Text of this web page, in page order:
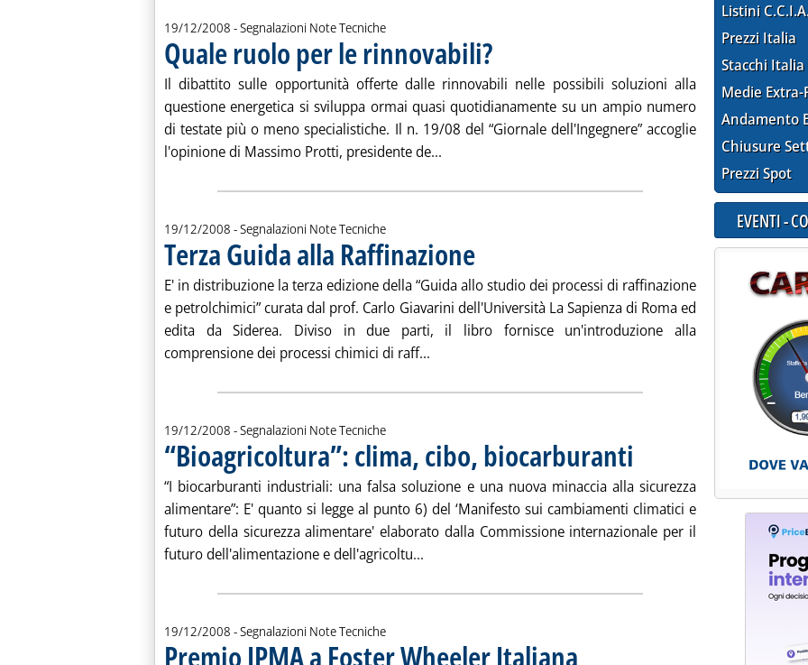
19/12/2008 - Segnalazioni Note Tecniche
Quale ruolo per le rinnovabili?. Pubblicata venerdì 19 dicembre 2008 alle 15.55.
Il dibattito sulle opportunità offerte dalle rinnovabili nelle possibili soluzioni alla
questione energetica si sviluppa ormai quasi quotidianamente su un ampio numero
di testate più o meno specialistiche. Il n. 19/08 del “Giornale dell'Ingegnere” accoglie
l'opinione di Massimo Protti, presidente de... Leggi tutta la notizia: 'Quale ruolo per le rinnovabili?'
19/12/2008 - Segnalazioni Note Tecniche
Terza Guida alla Raffinazione
E' in distribuzione la terza edizione della “Guida allo studio dei processi di raffinazione
e petrolchimici” curata dal prof. Carlo Giavarini dell'Università La Sapienza di Roma ed
edita da Siderea. Diviso in due parti, il libro fornisce un'introduzione alla
comprensione dei processi chimici di raff... Leggi tutta la notizia: 'Terza Guida alla Raffinazione'
19/12/2008 - Segnalazioni Note Tecniche
“Bioagricoltura”: clima, cibo, biocarburanti
“I biocarburanti industriali: una falsa soluzione e una nuova minaccia alla sicurezza
alimentare”: E' quanto si legge al punto 6) del ‘Manifesto sui cambiamenti climatici e
futuro della sicurezza alimentare' elaborato dalla Commissione internazionale per il
futuro dell'alimentazione e dell'agricoltu... Leggi tutta la notizia: '“Bioagricoltura”: clima, cibo,
19/12/2008 - Segnalazioni Note Tecniche
Premio IPMA a Foster Wheeler Italiana . Pubblicata venerdì 19 dicembre 2008 alle 15.53.
Listini
Prezzi Italia
Stacchi Italia
Medie Extra-
Andamento
Chiusure
Prezzi Spot
EVENTI -